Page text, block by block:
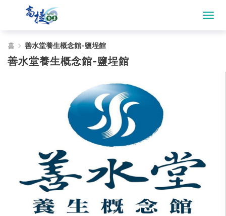
善
水
館-
홈 善水堂養生概念館-鹽埕館
善水堂養生概念館-鹽埕館